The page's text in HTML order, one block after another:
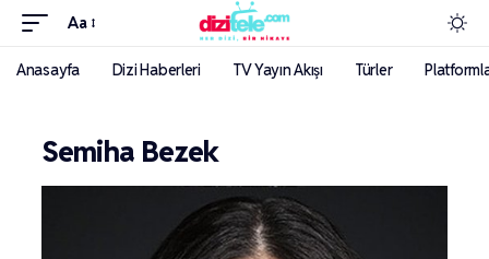
Aa
Anasayfa Dizi Haberleri TV Yayın Akışı Türler
Semiha Bezek